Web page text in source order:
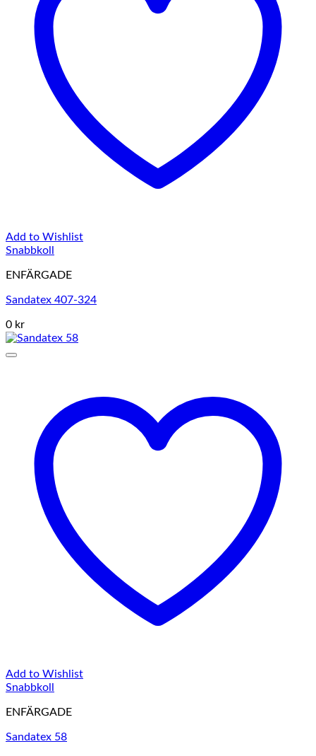
Add to Wishlist
Snabbkoll
ENFÄRGADE
Sandatex 407-324
0 kr
Add to Wishlist
Snabbkoll
ENFÄRGADE
Sandatex 58